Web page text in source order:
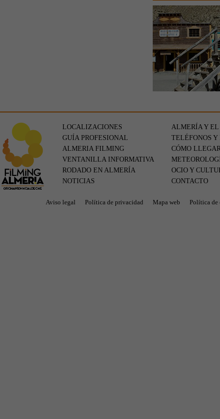
LOCALIZACIONES
GUÍA PROFESIONAL
ALMERIA FILMING
VENTANILLA INFORMATIVA
RODADO EN ALMERÍA
NOTICIAS
ALMERÍA Y EL
TELÉFONOS Y
CÓMO
OCIO Y
CONTACTO
Aviso legal Política de privacidad Mapa web Política de